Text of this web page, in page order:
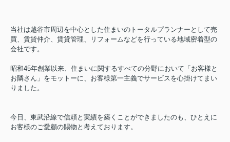
当社は越谷市周辺を中心とした住まいのトータルプランナーとして売
買、賃貸仲介、賃貸管理、リフォームなどを行っている地域密着型の
会社です。
昭和45年創業以来、住まいに関するすべての分野において「お客様と
お隣さん」をモットーに、お客様第一主義でサービスを心掛けてまい
りました。
今日、東武沿線で信頼と実績を築くことができましたのも、ひとえに
お客様のご愛顧の賜物と考えております。